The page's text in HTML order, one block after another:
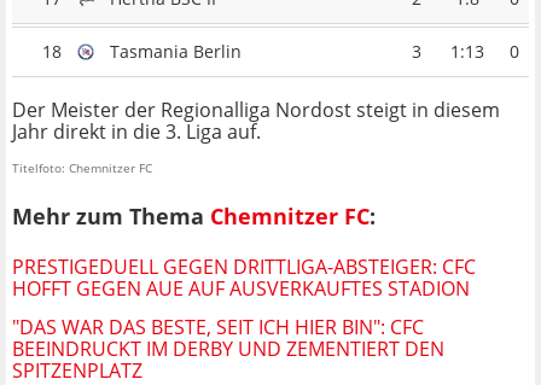
18 Tasmania Berlin 3 1:13 0
Der Meister der Regionalliga Nordost steigt in diesem
Jahr direkt in die 3. Liga auf.
Titelfoto: Chemnitzer FC
Mehr zum Thema Chemnitzer FC:
PRESTIGEDUELL GEGEN DRITTLIGA-ABSTEIGER: CFC
HOFFT GEGEN AUE AUF AUSVERKAUFTES STADION
"DAS WAR DAS BESTE, SEIT ICH HIER BIN": CFC
BEEINDRUCKT IM DERBY UND ZEMENTIERT DEN
SPITZENPLATZ